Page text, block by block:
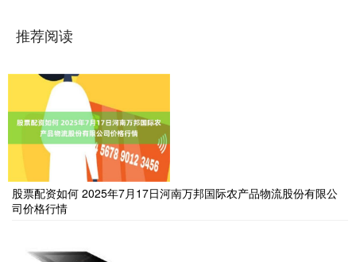
推荐阅读
股票配资如何 2025年7月17日河南万邦国际农产品物流股份有限公
司价格行情